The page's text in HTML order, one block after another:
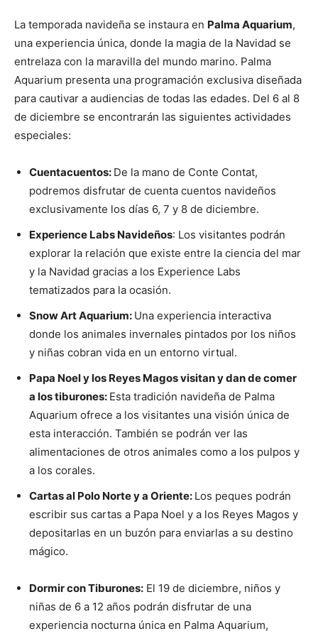
La temporada navideña se instaura en Palma Aquarium,
una experiencia única, donde la magia de la Navidad se
entrelaza con la maravilla del mundo marino. Palma
Aquarium presenta una programación exclusiva diseñada
para cautivar a audiencias de todas las edades. Del 6 al 8
de diciembre se encontrarán las siguientes actividades
especiales:
Cuentacuentos: De la mano de Conte Contat,
podremos disfrutar de cuenta cuentos navideños
exclusivamente los días 6, 7 y 8 de diciembre.
Experience Labs Navideños: Los visitantes podrán
explorar la relación que existe entre la ciencia del mar
y la Navidad gracias a los Experience Labs
tematizados para la ocasión.
Snow Art Aquarium: Una experiencia interactiva
donde los animales invernales pintados por los niños
y niñas cobran vida en un entorno virtual.
Papa Noel y los Reyes Magos visitan y dan de comer
a los tiburones: Esta tradición navideña de Palma
Aquarium ofrece a los visitantes una visión única de
esta interacción. También se podrán ver las
alimentaciones de otros animales como a los pulpos y
a los corales.
Cartas al Polo Norte y a Oriente: Los peques podrán
escribir sus cartas a Papa Noel y a los Reyes Magos y
depositarlas en un buzón para enviarlas a su destino
mágico.
Dormir con Tiburones: El 19 de diciembre, niños y
niñas de 6 a 12 años podrán disfrutar de una
experiencia nocturna única en Palma Aquarium,